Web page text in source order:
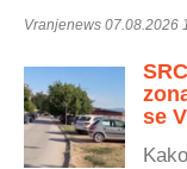
Vranjenews 07.08.2026
se